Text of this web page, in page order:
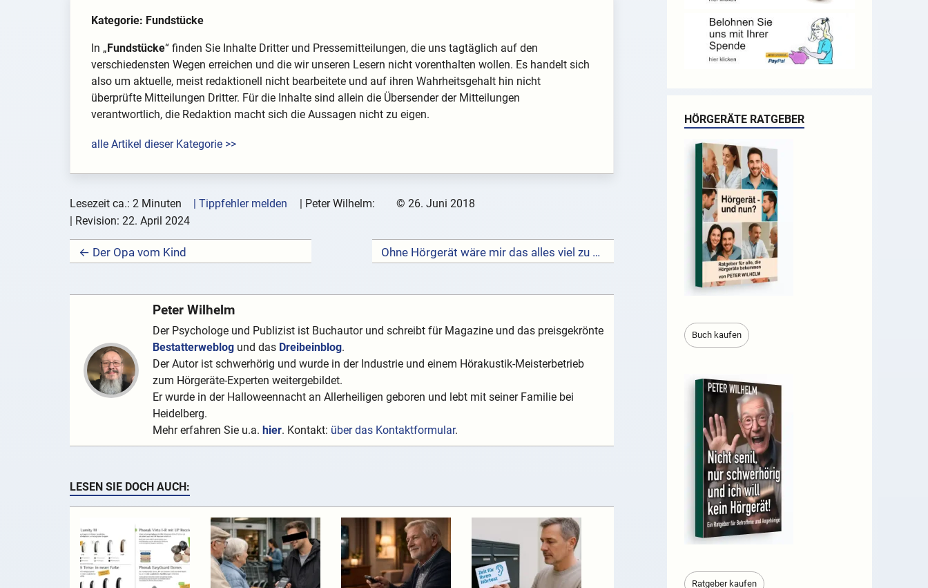
Kategorie: Fundstücke
In „ Fundstücke“ finden Sie Inhalte Dritter und Pressemitteilungen, die uns tagtäglich auf den
verschiedensten Wegen erreichen und die wir unseren Lesern nicht vorenthalten wollen. Es handelt sich
also um aktuelle, meist redaktionell nicht bearbeitete und auf ihren Wahrheitsgehalt hin nicht
überprüfte Mitteilungen Dritter. Für die Inhalte sind allein die Übersender der Mitteilungen
verantwortlich, die Redaktion macht sich die Aussagen nicht zu eigen.
alle Artikel dieser Kategorie >>
Lesezeit ca.: 2 Minuten | Tippfehler melden Peter Wilhelm: © 26. Juni 2018
| Revision: 22. April 2024
← Der Opa vom Kind Ohne Hörgerät wäre mir das alles viel zu anstrengend →
Peter Wilhelm
Der Psychologe und Publizist ist Buchautor und schreibt für Magazine und das preisgekrönte
Bestatterweblogund das Dreibeinblog.
Der Autor ist schwerhörig und wurde in der Industrie und einem Hörakustik-Meisterbetrieb
zum Hörgeräte-Experten weitergebildet.
Er wurde in der Halloweennacht an Allerheiligen geboren und lebt mit seiner Familie bei
Heidelberg.
Mehr erfahren Sie u.a. hier. Kontakt: über das Kontaktformular.
LESEN SIE DOCH AUCH:
HÖRGERÄTE RATGEBER
Buch kaufen
Ratgeber kaufen